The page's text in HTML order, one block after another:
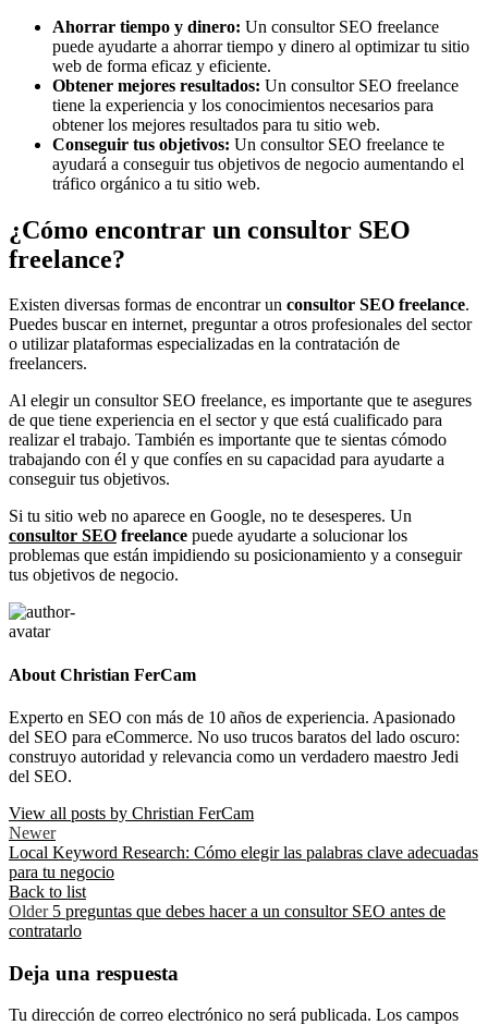
Ahorrar tiempo y dinero: Un consultor SEO freelance
puede ayudarte a ahorrar tiempo y dinero al optimizar tu sitio
web de forma eficaz y eficiente.
Obtener mejores resultados: Un consultor SEO freelance
tiene la experiencia y los conocimientos necesarios para
obtener los mejores resultados para tu sitio web.
Conseguir tus objetivos: Un consultor SEO freelance te
ayudará a conseguir tus objetivos de negocio aumentando el
tráfico orgánico a tu sitio web.
¿Cómo encontrar un consultor SEO
freelance?
Existen diversas formas de encontrar un consultor SEO freelance.
Puedes buscar en internet, preguntar a otros profesionales del sector
o utilizar plataformas especializadas en la contratación de
freelancers.
Al elegir un consultor SEO freelance, es importante que te asegures
de que tiene experiencia en el sector y que está cualificado para
realizar el trabajo. También es importante que te sientas cómodo
trabajando con él y que confíes en su capacidad para ayudarte a
conseguir tus objetivos.
Si tu sitio web no aparece en Google, no te desesperes. Un
consultor SEO freelance puede ayudarte a solucionar los
problemas que están impidiendo su posicionamiento y a conseguir
tus objetivos de negocio.
About Christian FerCam
Experto en SEO con más de 10 años de experiencia. Apasionado
del SEO para eCommerce. No uso trucos baratos del lado oscuro:
construyo autoridad y relevancia como un verdadero maestro Jedi
del SEO.
View all posts by Christian FerCam
Newer
Local Keyword Research: Cómo elegir las palabras clave adecuadas
para tu negocio
Back to list
Older 5 preguntas que debes hacer a un consultor SEO antes de
contratarlo
Deja una respuesta
Tu dirección de correo electrónico no será publicada. Los campos